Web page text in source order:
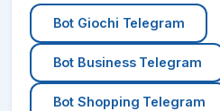
Bot Giochi Telegram
Bot Business Telegram
Bot Shopping Telegram